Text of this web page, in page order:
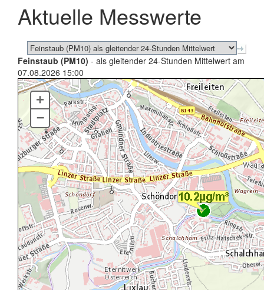
schließen
Aktuelle Messwerte
Feinstaub (PM10) - als gleitender 24-Stunden Mittelwert am
07.08.2026 15:00
+
–